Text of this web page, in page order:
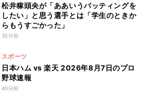
松井稼頭央が「ああいうバッティングを
したい」と思う選手とは「学生のときか
らもうすごかった」
35分前
スポーツ
日本ハム vs 楽天 2026年8月7日のプロ
野球速報
40分前